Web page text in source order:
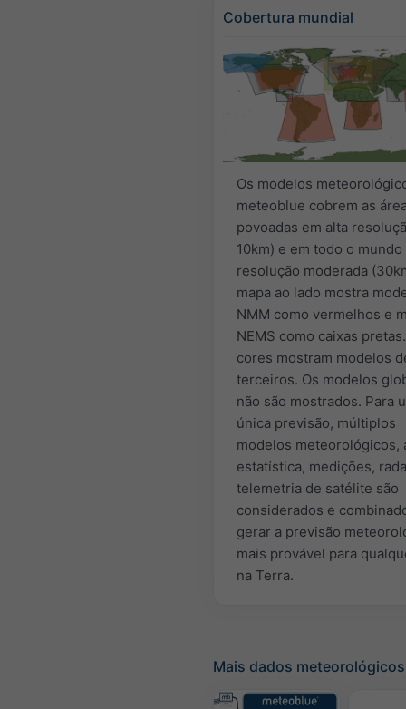
Cobertura mundial
Os modelos
meteoblue cobrem as
povoadas em alta
10km) e em todo o mundo
resolução moderada
mapa ao lado mostra
NMM como vermelhos e
NEMS como caixas
cores mostram modelos
terceiros. Os modelos
não são mostrados. Para
única previsão, múltiplos
modelos meteorológicos,
estatística, medições,
telemetria de satélite são
considerados e
gerar a previsão
mais provável para
na Terra.
Mais dados meteorológicos